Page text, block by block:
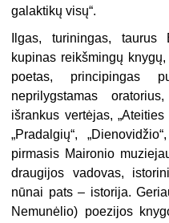
galaktikų visų“.
Ilgas, turiningas, taurus
kupinas reikšmingų
poetas, principingas
neprilygstamas
išrankus vertėjas, „Ateities
„Pradalgių“,
pirmasis Maironio
draugijos vadovas,
nūnai pats – istorija.
Nemunėlio) poezijos